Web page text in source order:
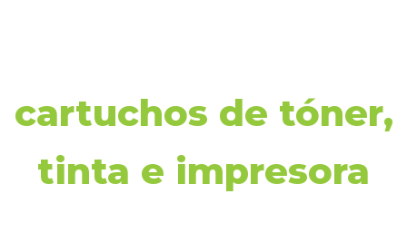
cartuchos de tóner,
tinta e impresora